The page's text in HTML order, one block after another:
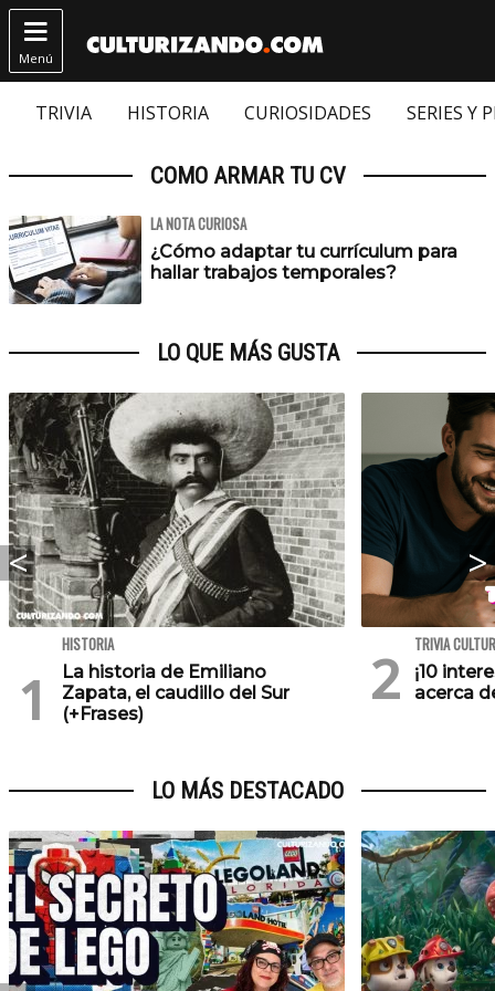

Menú
TRIVIA HISTORIA CURIOSIDADES SERIES Y
COMO ARMAR TU CV
LA NOTA CURIOSA
¿Cómo adaptar tu currículum para
hallar trabajos temporales?
LO QUE MÁS GUSTA
HISTORIA
La historia de Emiliano
Zapata, el caudillo del Sur
(+Frases)
TRIVIA
¡10
acerca
LO MÁS DESTACADO